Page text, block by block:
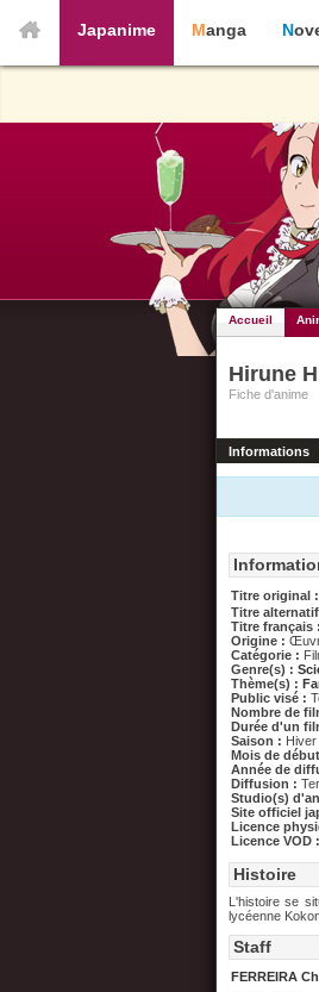
Japanime Manga
Accueil
Hirune
Fiche d'anime
Informations
Titre original :
Titre
Titre français :
Origine :
Catégorie :
Genre(s) :
Thème(s) :
Public visé :
Nombre de
Durée d'un
Saison : Hiver
Mois de
Année de
Diffusion :
Studio(s)
Site officiel
Licence
Licence VOD :
Histoire
L'histoire se
lycéenne
Staff
FERREIRA